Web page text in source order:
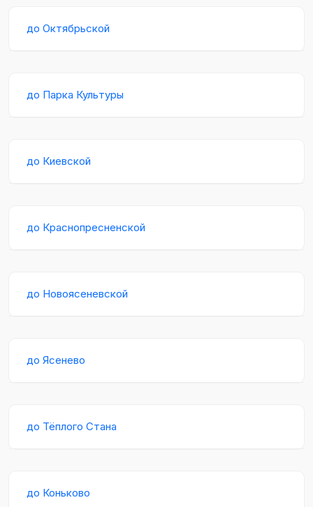
до Октябрьской
до Парка Культуры
до Киевской
до Краснопресненской
до Новоясеневской
до Ясенево
до Тёплого Стана
до Коньково